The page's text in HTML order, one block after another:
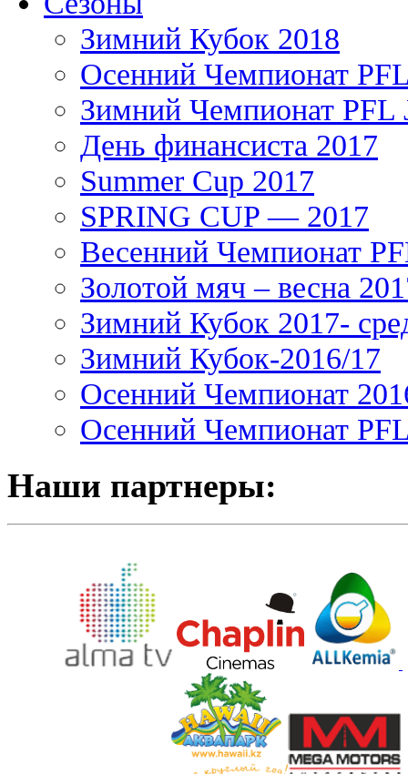
Зимний Кубок 2018
Осенний Чемпионат
Зимний Чемпионат PFL
День финансиста 2017
Summer Cup 2017
SPRING CUP — 2017
Весенний Чемпионат
Золотой мяч – весна
Зимний Кубок 2017-
Зимний Кубок-2016/17
Осенний Чемпионат
Осенний Чемпионат
Наши партнеры: